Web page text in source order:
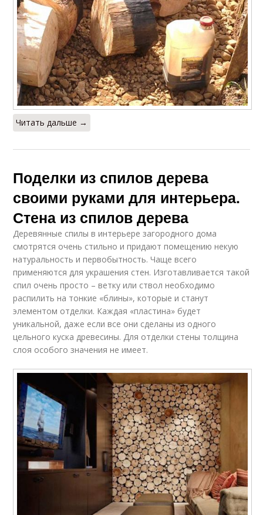
Читать дальше →
Поделки из спилов дерева
своими руками для интерьера.
Стена из спилов дерева
Деревянные спилы в интерьере загородного дома
смотрятся очень стильно и придают помещению некую
натуральность и первобытность. Чаще всего
применяются для украшения стен. Изготавливается такой
спил очень просто – ветку или ствол необходимо
распилить на тонкие «блины», которые и станут
элементом отделки. Каждая «пластина» будет
уникальной, даже если все они сделаны из одного
цельного куска древесины. Для отделки стены толщина
слоя особого значения не имеет.